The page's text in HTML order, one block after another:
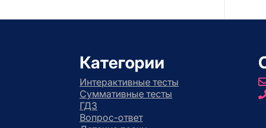
Категории
Интерактивные тесты
Суммативные тесты
ГДЗ
Вопрос-ответ